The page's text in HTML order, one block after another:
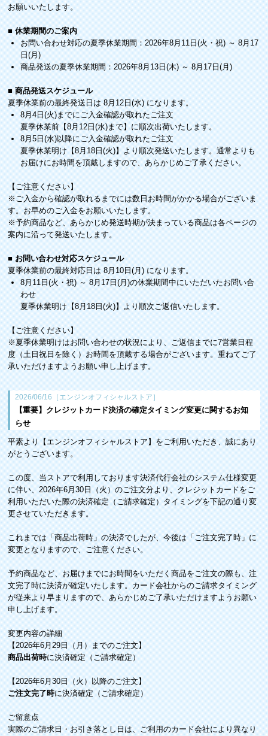
お願いいたします。
■ 休業期間のご案内
お問い合わせ対応の夏季休業期間：2026年8月11日(火・祝) ～ 8月17
日(月)
商品発送の夏季休業期間：2026年8月13日(木) ～ 8月17日(月)
■ 商品発送スケジュール
夏季休業前の最終発送日は 8月12日(水) になります。
8月4日(火)までにご入金確認が取れたご注文
夏季休業前【8月12日(水)まで】に順次出荷いたします。
8月5日(水)以降にご入金確認が取れたご注文
夏季休業明け【8月18日(火)】より順次発送いたします。通常よりも
お届けにお時間を頂戴しますので、あらかじめご了承ください。
【ご注意ください】
※ご入金から確認が取れるまでには数日お時間がかかる場合がございま
す。お早めのご入金をお願いいたします。
※予約商品など、あらかじめ発送時期が決まっている商品は各ページの
案内に沿って発送いたします。
■ お問い合わせ対応スケジュール
夏季休業前の最終対応日は 8月10日(月) になります。
8月11日(火・祝) ～ 8月17日(月)の休業期間中にいただいたお問い合
わせ
夏季休業明け【8月18日(火)】より順次ご返信いたします。
【ご注意ください】
※夏季休業明けはお問い合わせの状況により、ご返信までに7営業日程
度（土日祝日を除く）お時間を頂戴する場合がございます。重ねてご了
承いただけますようお願い申し上げます。
2026/06/16［エンジンオフィシャルストア］
【重要】クレジットカード決済の確定タイミング変更に関するお知
らせ
平素より【エンジンオフィシャルストア】をご利用いただき、誠にあり
がとうございます。
この度、当ストアで利用しております決済代行会社のシステム仕様変更
に伴い、2026年6月30日（火）のご注文分より、クレジットカードをご
利用いただいた際の決済確定（ご請求確定）タイミングを下記の通り変
更させていただきます。
これまでは「商品出荷時」の決済でしたが、今後は「ご注文完了時」に
変更となりますので、ご注意ください。
予約商品など、お届けまでにお時間をいただく商品をご注文の際も、注
文完了時に決済が確定いたします。カード会社からのご請求タイミング
が従来より早まりますので、あらかじめご了承いただけますようお願い
申し上げます。
変更内容の詳細
【2026年6月29日（月）までのご注文】
商品出荷時に決済確定（ご請求確定）
【2026年6月30日（火）以降のご注文】
ご注文完了時に決済確定（ご請求確定）
ご留意点
実際のご請求日・お引き落とし日は、ご利用のカード会社により異なり